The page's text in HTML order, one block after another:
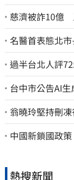
慈濟被詐10億
名醫首表態北
過半台北人評
台中市公告AI
翁曉玲堅持刪
剩4個月你思考
中國新鎖國政
熱搜新聞